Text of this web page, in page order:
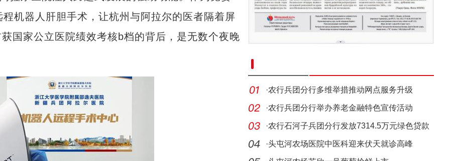
机器人肝胆手术，让杭州与阿拉尔的医者隔着屏
国家公立医院绩效考核b档的背后，是无数个夜晚
·农行兵团分行多维举措推动网点服务升级
·农行兵团分行举办养老金融特色宣传活动
·农行石河子兵团分行发放7314.5万元绿色贷款
·头屯河农场医院中医科迎来伏天就诊高峰